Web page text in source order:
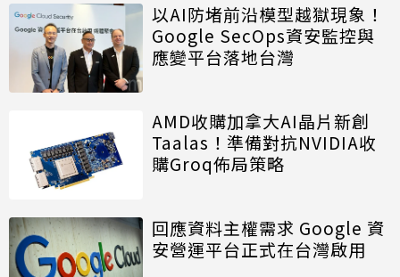
以AI防堵前沿模型越獄現象！
Google SecOps資安監控與
應變平台落地台灣
AMD收購加拿大AI晶片新創
Taalas！準備對抗NVIDIA收
購Groq佈局策略
回應資料主權需求 Google 資
安營運平台正式在台灣啟用